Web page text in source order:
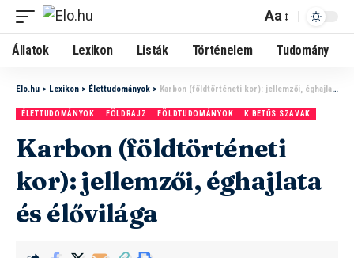
Aa
Állatok Lexikon Listák Történelem Tudomány
Elo.hu > Lexikon > Élettudományok > Karbon (földtörténeti kor): jellemzői, éghajlata és élővilága
ÉLETTUDOMÁNYOK FÖLDRAJZ FÖLDTUDOMÁNYOK K BETŰS SZAVAK
Karbon (földtörténeti
kor): jellemzői, éghajlata
és élővilága